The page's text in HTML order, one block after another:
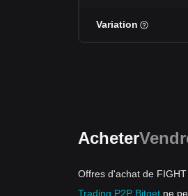
Variation
Acheter
Offres d'achat de
Trading P2P Bitget ne